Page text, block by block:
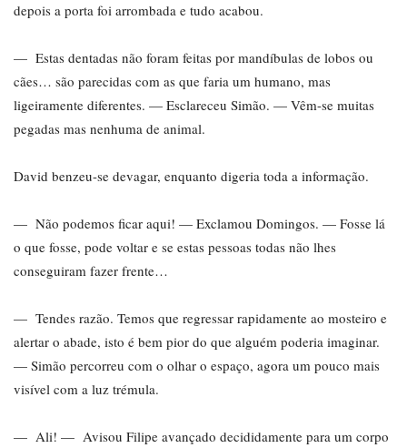
depois a porta foi arrombada e tudo acabou.
— Estas dentadas não foram feitas por mandíbulas de lobos ou
cães… são parecidas com as que faria um humano, mas
ligeiramente diferentes. — Esclareceu Simão. — Vêm-se muitas
pegadas mas nenhuma de animal.
David benzeu-se devagar, enquanto digeria toda a informação.
— Não podemos ficar aqui! — Exclamou Domingos. — Fosse lá
o que fosse, pode voltar e se estas pessoas todas não lhes
conseguiram fazer frente…
— Tendes razão. Temos que regressar rapidamente ao mosteiro e
alertar o abade, isto é bem pior do que alguém poderia imaginar.
— Simão percorreu com o olhar o espaço, agora um pouco mais
visível com a luz trémula.
— Ali! — Avisou Filipe avançado decididamente para um corpo